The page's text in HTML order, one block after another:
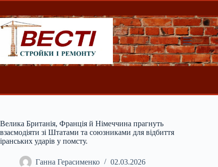
Перейти
вмісту
Велика Британія, Франція й Німеччина прагнуть
взаємодіяти зі Штатами та союзниками для відбиття
іранських ударів у помсту.
Ганна Герасименко 02.03.2026